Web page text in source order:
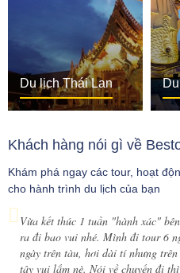
Du lịch Thái Lan
Khách hàng nói gì về
Khám phá ngay các tour, hoạt
cho hành trình du lịch của bạn
Vừa kết thúc 1 tuần "hành xác"
ra đi bao vui nhé. Mình đi tour 6
ngày trên tàu, hơi dài tí nhưng
tây vui lắm nè. Nói về chuyến đi